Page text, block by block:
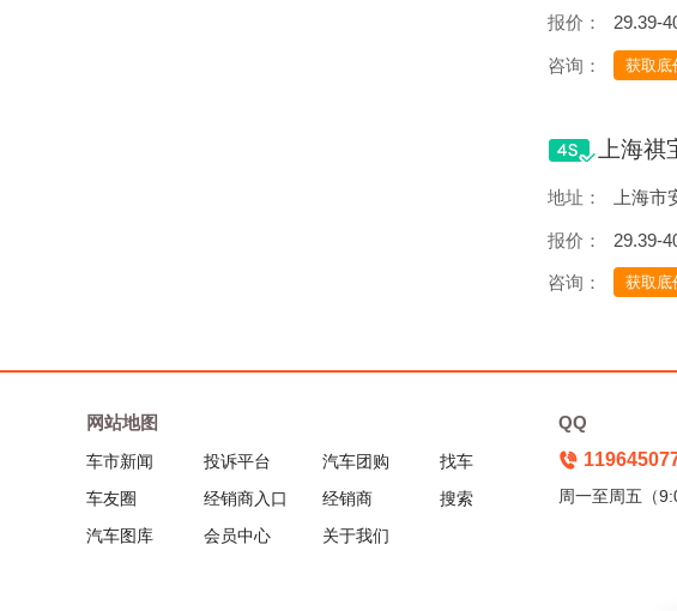
报价： 29.39-
咨询： 获取底
上海祺
地址： 上海
报价： 29.39-
咨询： 获取底
网站地图
车市新闻 投诉平台 汽车团购
找车
车友圈
经销商入口 经销商
搜索
汽车图库
会员中心 关于我们
QQ
周一至周五（